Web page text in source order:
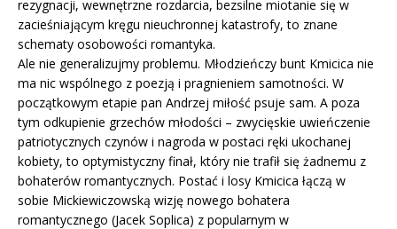
rezygnacji, wewnętrzne rozdarcia, bezsilne miotanie się w
zacieśniającym kręgu nieuchronnej katastrofy, to znane
schematy osobowości romantyka.
Ale nie generalizujmy problemu. Młodzieńczy bunt Kmicica nie
ma nic wspólnego z poezją i pragnieniem samotności. W
początkowym etapie pan Andrzej miłość psuje sam. A poza
tym odkupienie grzechów młodości – zwycięskie uwieńczenie
patriotycznych czynów i nagroda w postaci ręki ukochanej
kobiety, to optymistyczny finał, który nie trafił się żadnemu z
bohaterów romantycznych. Postać i losy Kmicica łączą w
sobie Mickiewiczowską wizję nowego bohatera
romantycznego (Jacek Soplica) z popularnym w